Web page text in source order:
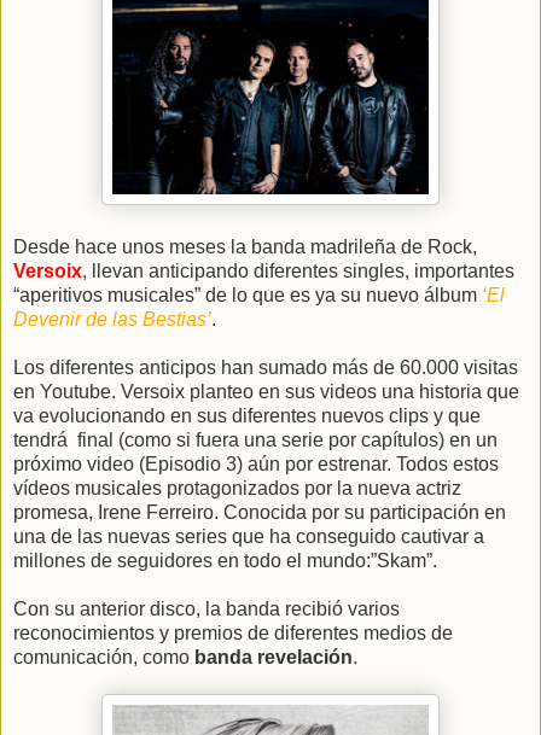
Desde hace unos meses la banda madrileña de Rock,
Versoix, llevan anticipando diferentes singles, importantes
“aperitivos musicales” de lo que es ya su nuevo álbum ‘El
Devenir de las Bestias’.
Los diferentes anticipos han sumado más de 60.000 visitas
en Youtube. Versoix planteo en sus videos una historia que
va evolucionando en sus diferentes nuevos clips y que
tendrá final (como si fuera una serie por capítulos) en un
próximo video (Episodio 3) aún por estrenar. Todos estos
vídeos musicales protagonizados por la nueva actriz
promesa, Irene Ferreiro. Conocida por su participación en
una de las nuevas series que ha conseguido cautivar a
millones de seguidores en todo el mundo:”Skam”.
Con su anterior disco, la banda recibió varios
reconocimientos y premios de diferentes medios de
comunicación, como banda revelación.